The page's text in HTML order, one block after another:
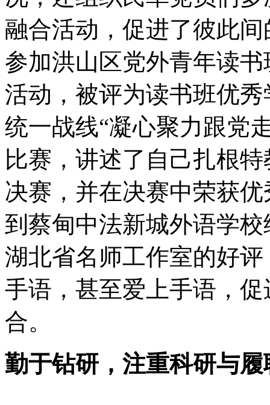
融合活动，促进了彼此
参加洪山区党外青年读
活动，被评为读书班优
统一战线“凝心聚力跟党
比赛，讲述了自己扎根
决赛，并在决赛中荣获
到蔡甸中法新城外语学
湖北省名师工作室的好
手语，甚至爱上手语，
合。
勤于钻研，注重科研与履